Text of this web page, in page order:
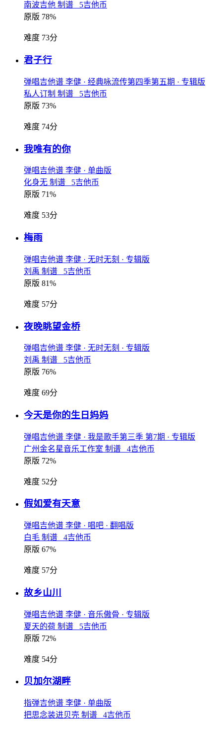
南波吉他 制谱 5吉他币
原版 78%
难度 73分
君子行
弹唱吉他谱 李健 · 经典咏流传第四季第五期 · 专辑版
私人订制 制谱 5吉他币
原版 73%
难度 74分
我唯有的你
弹唱吉他谱 李健 · 单曲版
化身无 制谱 5吉他币
原版 71%
难度 53分
梅雨
弹唱吉他谱 李健 · 无时无刻 · 专辑版
刘禹 制谱 5吉他币
原版 81%
难度 57分
夜晚眺望金桥
弹唱吉他谱 李健 · 无时无刻 · 专辑版
刘禹 制谱 5吉他币
原版 76%
难度 69分
今天是你的生日妈妈
弹唱吉他谱 李健 · 我是歌手第三季 第7期 · 专辑版
广州金名星音乐工作室 制谱 4吉他币
原版 72%
难度 52分
假如爱有天意
弹唱吉他谱 李健 · 唱吧 · 翻唱版
白毛 制谱 4吉他币
原版 67%
难度 57分
故乡山川
弹唱吉他谱 李健 · 音乐傲骨 · 专辑版
夏天的荷 制谱 5吉他币
原版 72%
难度 54分
贝加尔湖畔
指弹吉他谱 李健 · 单曲版
把思念装进贝壳 制谱 4吉他币